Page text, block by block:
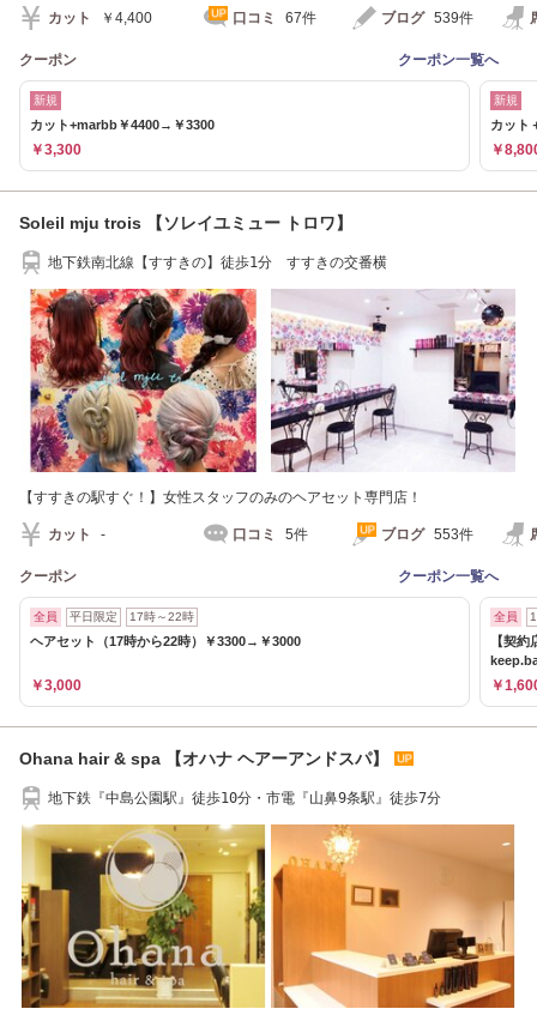
カット ￥4,400 口コミ 67件 ブログ 539件
クーポン クーポン一覧へ
新規
カット+marbb￥4400→￥3300
￥3,300
新規
カット
￥
Soleil mju trois 【ソレイユミュー トロワ】
地下鉄南北線【すすきの】徒歩1分 すすきの交番横
【すすきの駅すぐ！】女性スタッフのみのヘアセット専門店！
カット - 口コミ 5件 ブログ 553件
クーポン クーポン一覧へ
全員 平日限定 17時～22時
ヘアセット（17時から22時）￥3300→￥3000
￥3,000
全員
【契
￥
Ohana hair & spa 【オハナ ヘアーアンドスパ】
地下鉄『中島公園駅』徒歩10分・市電『山鼻9条駅』徒歩7分